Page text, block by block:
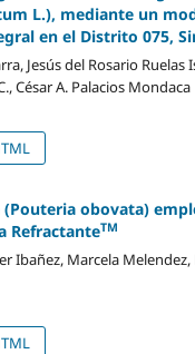
L.), mediante un
en el Distrito 075,
Jesús del Rosario Ruelas
César A. Palacios Mondaca
(Pouteria obovata)
RefractanteTM
Ibañez, Marcela Melendez,